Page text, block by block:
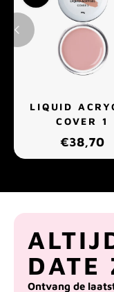
LIQUID
COVER 1
€38,70
DATE
Ontvang de